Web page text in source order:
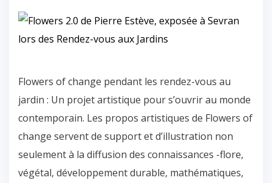
Flowers of change pendant les rendez-vous au
jardin : Un projet artistique pour s’ouvrir au monde
contemporain. Les propos artistiques de Flowers of
change servent de support et d’illustration non
seulement à la diffusion des connaissances -flore,
végétal, développement durable, mathématiques,